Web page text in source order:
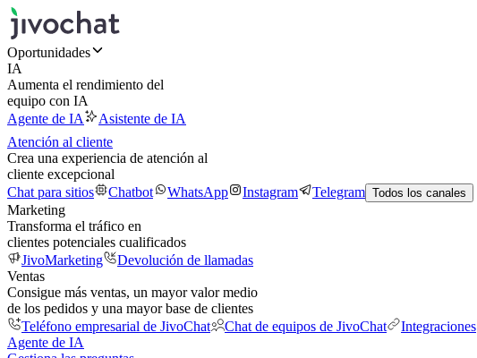
Oportunidades
IA
Aumenta el rendimiento del
equipo con IA
Agente de IA
Asistente de IA
Atención al cliente
Crea una experiencia de atención al
cliente excepcional
Chat para sitios
Chatbot WhatsApp Instagram Telegram Todos los canales
Marketing
Transforma el tráfico en
clientes potenciales cualificados
JivoMarketing
Devolución de llamadas
Ventas
Consigue más ventas, un mayor valor medio
de los pedidos y una mayor base de clientes
Teléfono empresarial de JivoChat
Chat de equipos de JivoChat Integraciones
Agente de IA